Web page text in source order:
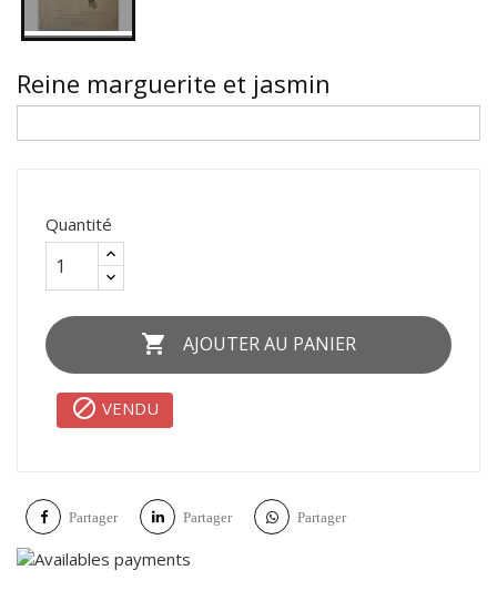
Reine marguerite et jasmin
Quantité
 AJOUTER AU PANIER
 VENDU
Partager Partager Partager